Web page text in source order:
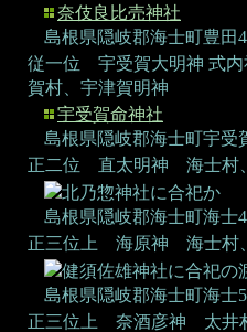
奈伎良比売神社
島根県隠岐郡海士町豊田
従一位 宇受賀大明神 式内
賀村、宇津賀明神
宇受賀命神社
島根県隠岐郡海士町宇受
正二位 直太明神
海士村
北乃惣神社に合祀か
島根県隠岐郡海士町海士
正三位上 海原神
海士村
健須佐雄神社に合祀の
島根県隠岐郡海士町海士
正三位上 奈酒彦神
太井